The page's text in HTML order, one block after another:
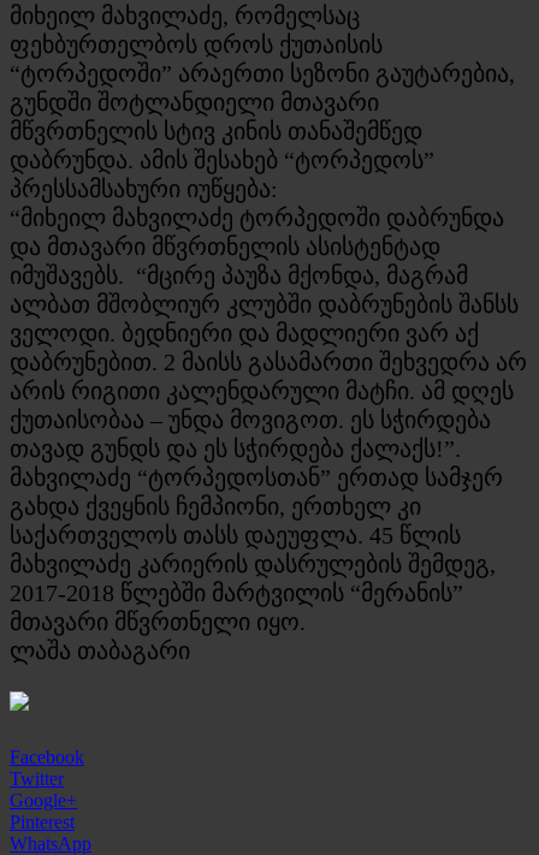
მიხეილ მახვილაძე, რომელსაც
ფეხბურთელბოს დროს ქუთაისის
“ტორპედოში” არაერთი სეზონი გაუტარებია,
გუნდში შოტლანდიელი მთავარი
მწვრთნელის სტივ კინის თანაშემწედ
დაბრუნდა. ამის შესახებ “ტორპედოს”
პრესსამსახური იუწყება:
“მიხეილ მახვილაძე ტორპედოში დაბრუნდა
და მთავარი მწვრთნელის ასისტენტად
იმუშავებს. “მცირე პაუზა მქონდა, მაგრამ
ალბათ მშობლიურ კლუბში დაბრუნების შანსს
ველოდი. ბედნიერი და მადლიერი ვარ აქ
დაბრუნებით. 2 მაისს გასამართი შეხვედრა არ
არის რიგითი კალენდარული მატჩი. ამ დღეს
ქუთაისობაა – უნდა მოვიგოთ. ეს სჭირდება
თავად გუნდს და ეს სჭირდება ქალაქს!”.
მახვილაძე “ტორპედოსთან” ერთად სამჯერ
გახდა ქვეყნის ჩემპიონი, ერთხელ კი
საქართველოს თასს დაეუფლა. 45 წლის
მახვილაძე კარიერის დასრულების შემდეგ,
2017-2018 წლებში მარტვილის “მერანის”
მთავარი მწვრთნელი იყო.
ლაშა თაბაგარი
Facebook
Twitter
Google+
Pinterest
WhatsApp